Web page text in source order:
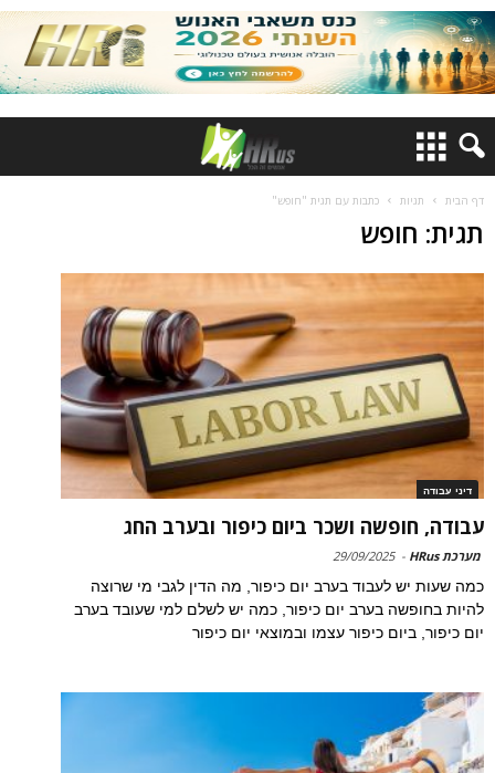
דף הבית תגיות כתבות עם תגית "חופש"
תגית: חופש
דיני עבודה
עבודה, חופשה ושכר ביום כיפור ובערב החג
מערכת HRus -
29/09/2025
כמה שעות יש לעבוד בערב יום כיפור, מה הדין לגבי מי שרוצה
להיות בחופשה בערב יום כיפור, כמה יש לשלם למי שעובד בערב
יום כיפור, ביום כיפור עצמו ובמוצאי יום כיפור